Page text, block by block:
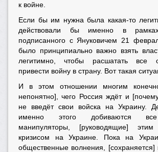
к войне.
Если бы им нужна была какая-то
действовали бы именно в рамках
подписанного с Януковичем 21
было принципиально важно взять
легитимно, чтобы расшатать все
привести войну в страну. Вот такая
И в этом отношении многим
непонятно], чего Россия ждёт и
не введёт свои войска на Украину.
именно этого добиваются все
манипуляторы, [руководящие]
кризисом на Украине. Пока на
общественные волнения, [сохраняется]